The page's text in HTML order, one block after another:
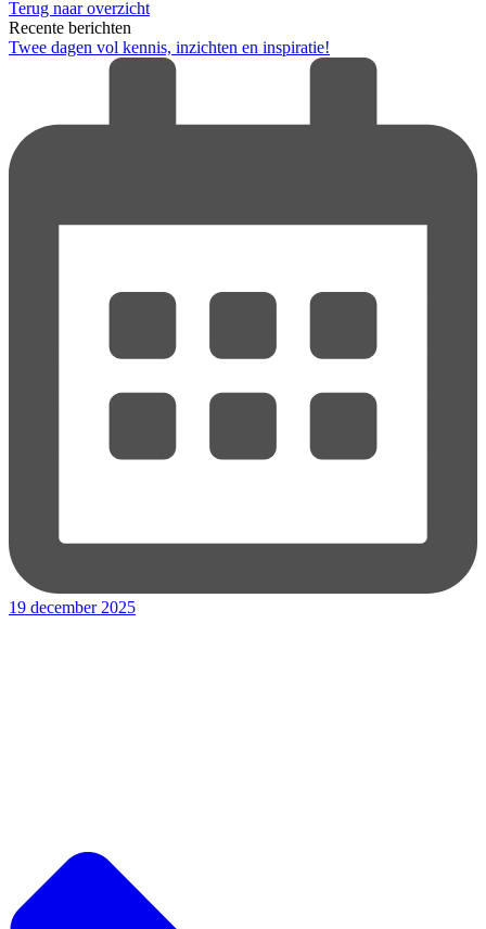
Terug naar overzicht
Recente berichten
Twee dagen vol kennis, inzichten en inspiratie!
19 december 2025